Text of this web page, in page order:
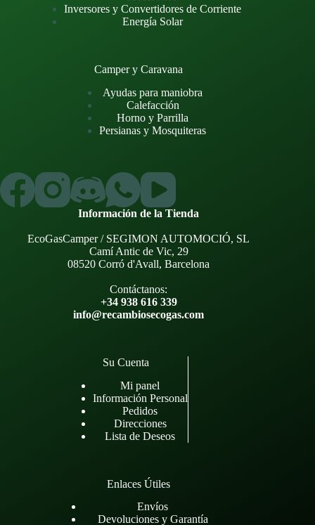
Inversores y Convertidores de Corriente
Energía Solar
Camper y Caravana
Ayudas para maniobra
Calefacción
Horno y Parrilla
Persianas y Mosquiteras
Información de la Tienda
EcoGasCamper / SEGIMON AUTOMOCIÓ, SL
Camí Antic de Vic, 29
08520 Corró d'Avall, Barcelona
Contáctanos:
+34 938 616 339
info@recambiosecogas.com
Su Cuenta
Mi panel
Información Personal
Pedidos
Direcciones
Lista de Deseos
Enlaces Útiles
Envíos
Devoluciones y Garantía